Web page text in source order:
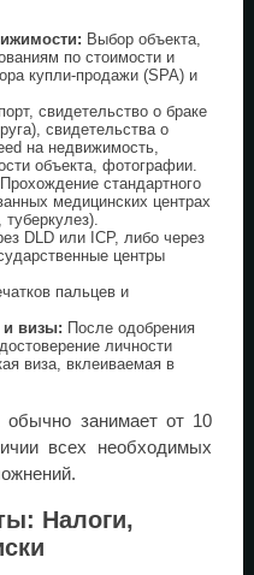
Выбор объекта,
по стоимости и
купли-продажи (SPA) и
свидетельство о браке
свидетельства о
на недвижимость,
объекта, фотографии.
Прохождение стандартного
медицинских центрах
DLD или ICP, либо через
центры
пальцев и
и визы: После одобрения
личности
виза, вклеиваемая в
занимает от 10
всех необходимых
Налоги,